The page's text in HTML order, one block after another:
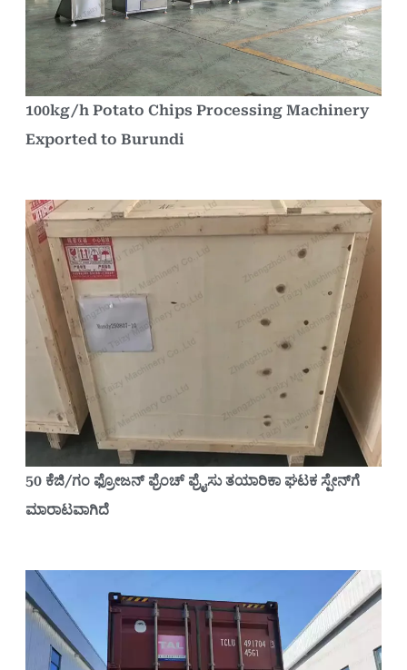
100kg/h Potato Chips Processing Machinery
Exported to Burundi
50 ಕೆಜಿ/ಗಂ ಫ್ರೋಜನ್ ಫ್ರೆಂಚ್ ಫ್ರೈಸು ತಯಾರಿಕಾ ಘಟಕ ಸ್ಪೇನ್‌ಗೆ
ಮಾರಾಟವಾಗಿದೆ